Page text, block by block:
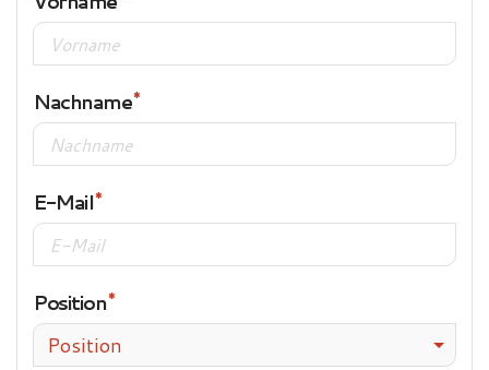
Nachname
E-Mail
Position
Position